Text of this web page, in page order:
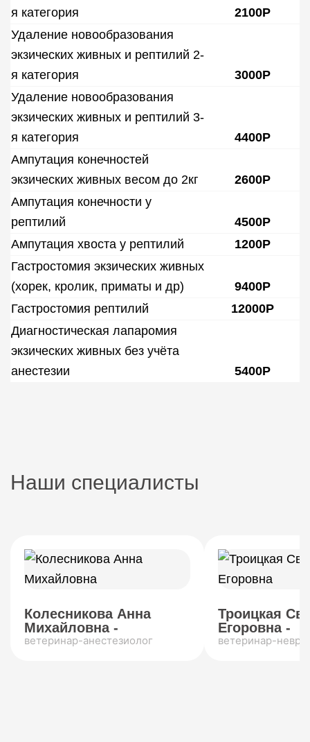
я категория
2100Р
Удаление новообразования
экзических живных и рептилий 2-
я категория
3000Р
Удаление новообразования
экзических живных и рептилий 3-
я категория
4400Р
Ампутация конечностей
экзических живных весом до 2кг
2600Р
Ампутация конечности у
рептилий
4500Р
Ампутация хвоста у рептилий
1200Р
Гастростомия экзических живных
(хорек, кролик, приматы и др)
9400Р
Гастростомия рептилий
12000Р
Диагностическая лапаромия
экзических живных без учёта
анестезии
5400Р
Наши специалисты
Колесникова Анна
Михайловна -
ветеринар-анестезиолог
Троицкая
Егоровна -
ветеринар-